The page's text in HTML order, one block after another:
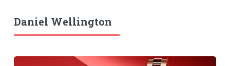
Daniel Wellington